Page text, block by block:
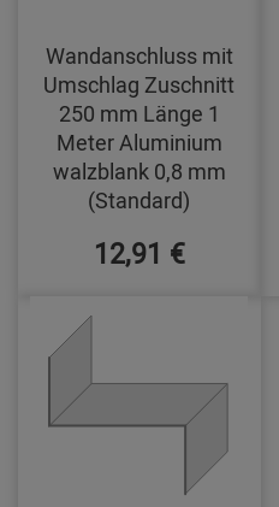
Wandanschluss mit
Umschlag Zuschnitt
250 mm Länge 1
Meter Aluminium
walzblank 0,8 mm
(Standard)
12,91 €